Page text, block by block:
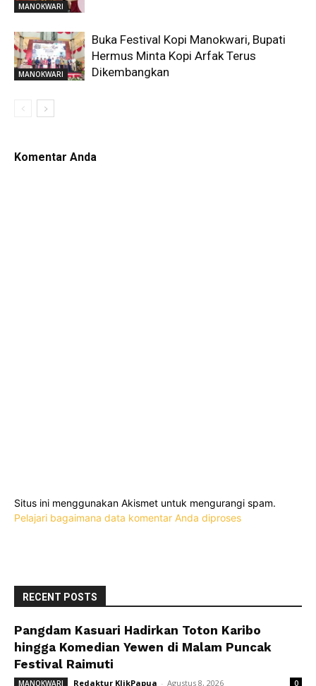
MANOKWARI
MANOKWARI
Buka Festival Kopi Manokwari, Bupati
Hermus Minta Kopi Arfak Terus
Dikembangkan
Komentar Anda
Situs ini menggunakan Akismet untuk mengurangi spam.
Pelajari bagaimana data komentar Anda diproses
RECENT POSTS
Pangdam Kasuari Hadirkan Toton Karibo
hingga Komedian Yewen di Malam Puncak
Festival Raimuti
MANOKWARI Redaktur KlikPapua - Agustus 8, 2026 0